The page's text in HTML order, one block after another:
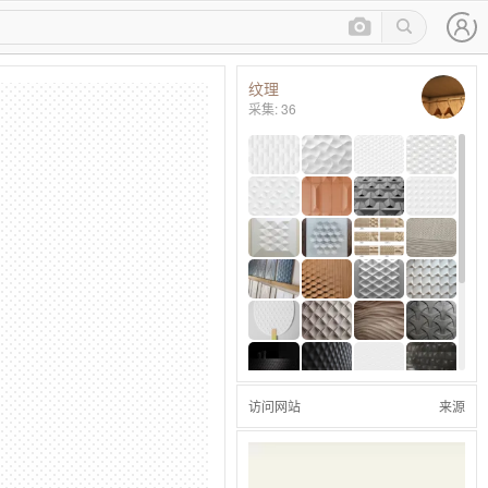
纹理
采集: 36
访问网站 来源